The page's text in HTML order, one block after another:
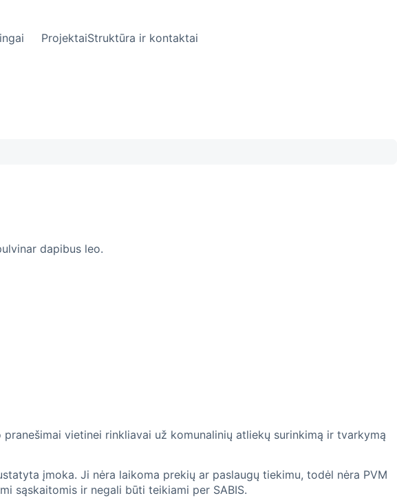
ProjektaiStruktūra ir kontaktai
dapibus leo.
vietinei rinkliavai už komunalinių atliekų surinkimą ir tvarkymą
įmoka. Ji nėra laikoma prekių ar paslaugų tiekimu, todėl nėra PVM
sąskaitomis ir negali būti teikiami per SABIS.